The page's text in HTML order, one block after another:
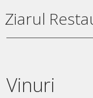
Ziarul
Vinuri